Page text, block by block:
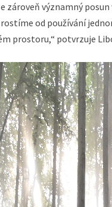
zároveň významný
od používání
prostoru,“ potvrzuje